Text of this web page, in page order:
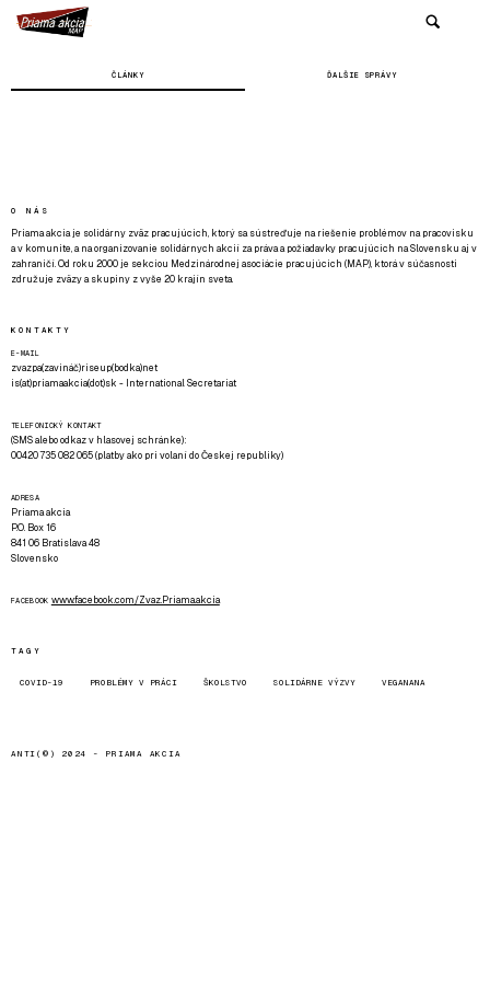
ČLÁNKY ĎALŠIE SPRÁVY
O NÁS
Priama akcia je solidárny zväz pracujúcich, ktorý sa sústreďuje na riešenie problémov na pracovisku
a v komunite, a na organizovanie solidárnych akcií za práva a požiadavky pracujúcich na Slovensku aj v
zahraničí. Od roku 2000 je sekciou Medzinárodnej asociácie pracujúcich (MAP), ktorá v súčasnosti
združuje zväzy a skupiny z vyše 20 krajín sveta.
KONTAKTY
E-MAIL
zvazpa(zavináč)riseup(bodka)net
is(at)priamaakcia(dot)sk - International Secretariat
TELEFONICKÝ KONTAKT
(SMS alebo odkaz v hlasovej schránke):
00420 735 082 065 (platby ako pri volaní do Českej republiky)
ADRESA
Priama akcia
P.O. Box 16
841 06 Bratislava 48
Slovensko
FACEBOOK www.facebook.com/Zvaz.Priama.akcia
TAGY
COVID-19 PROBLÉMY V PRÁCI ŠKOLSTVO SOLIDÁRNE VÝZVY VEGANANA
ANTI(©) 2024 - PRIAMA AKCIA